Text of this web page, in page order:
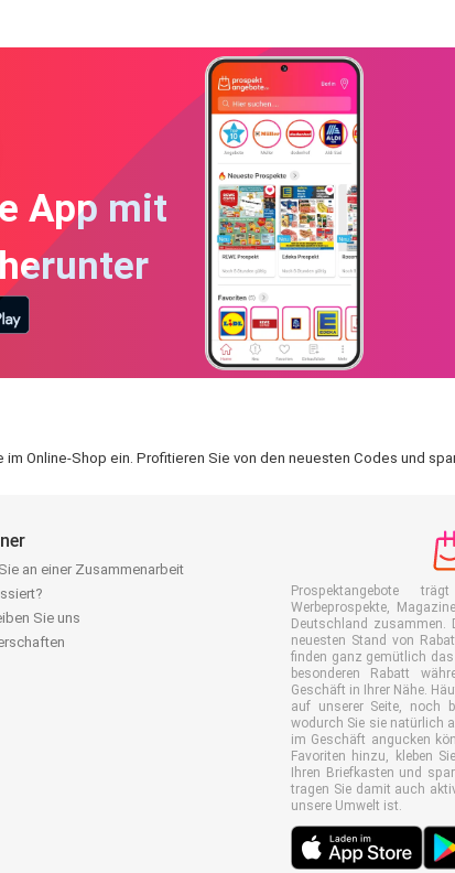
App mit
Online-Shop ein. Profitieren Sie von den neuesten Codes und
an einer Zusammenarbeit
Sie uns
Prospektangebote
Werbeprospekte,
Deutschland zusammen.
neuesten Stand von
finden ganz gemütlich
besonderen Rabatt
Geschäft in Ihrer Nähe.
auf unserer Seite, noch
wodurch Sie sie natürlich
im Geschäft angucken
Favoriten hinzu, kleben
Ihren Briefkasten und
tragen Sie damit auch
unsere Umwelt ist.